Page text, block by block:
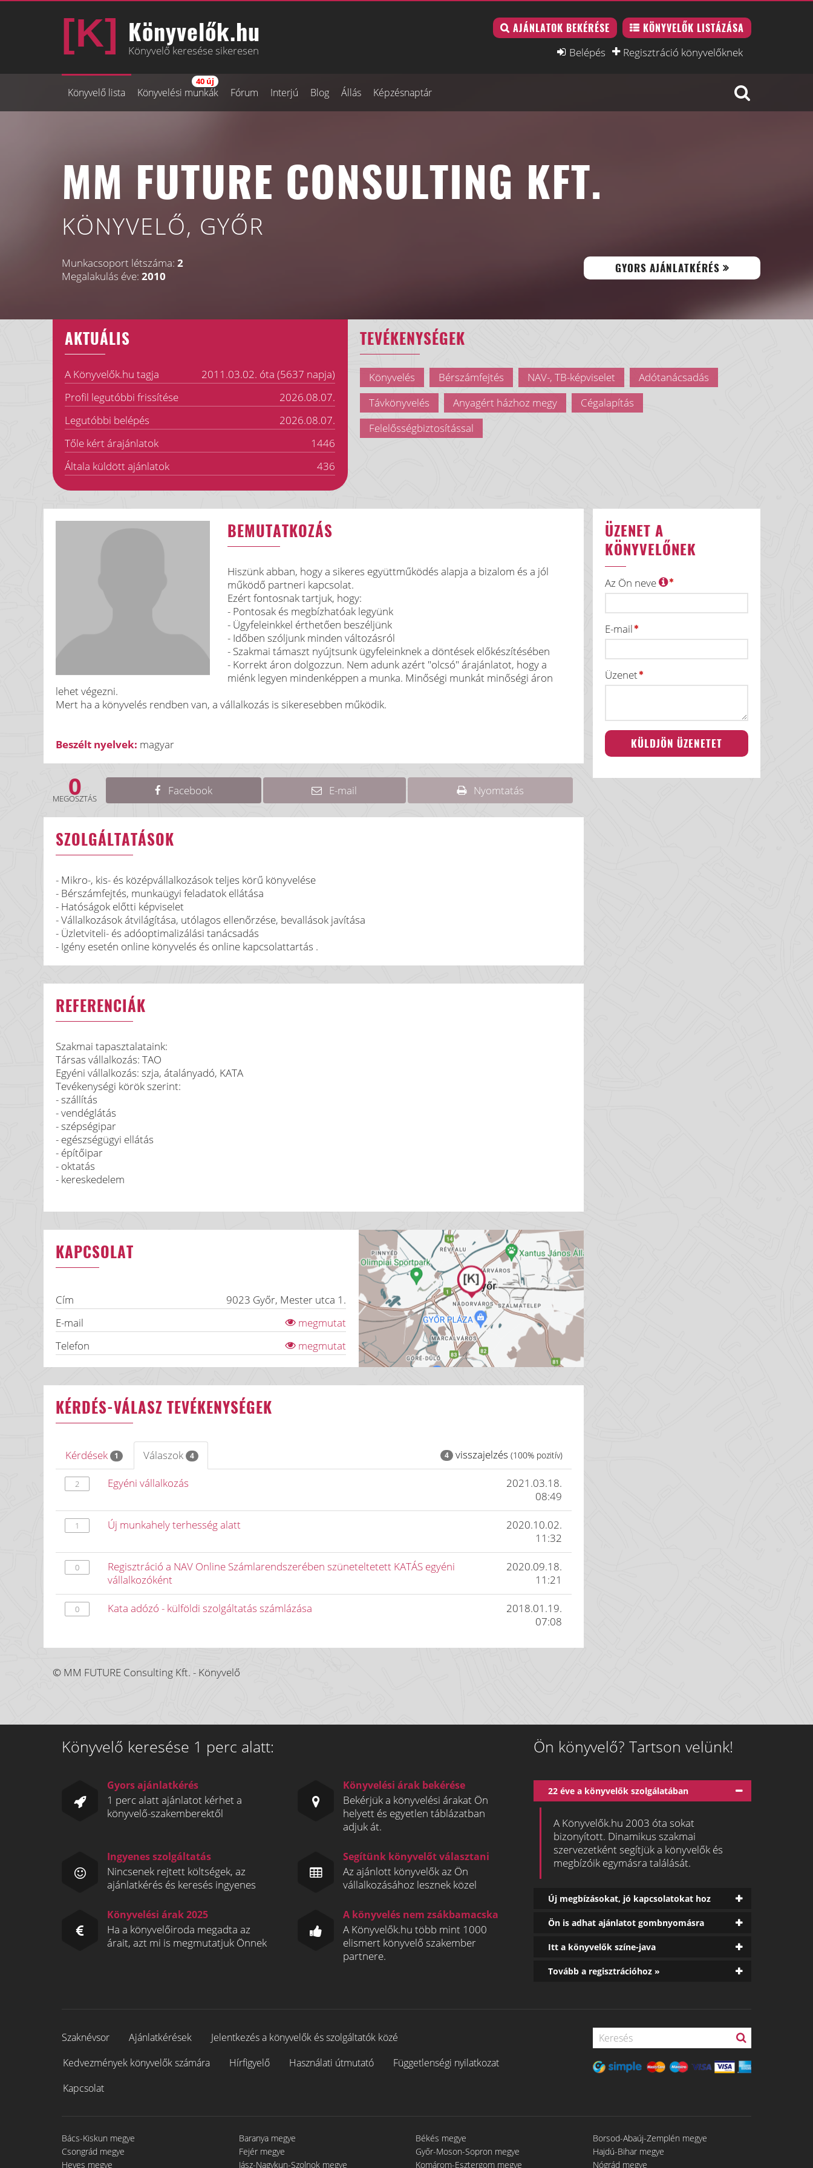
Könyvelők.hu
Könyvelő keresése sikeresen
AJÁNLATOK BEKÉRÉSE KÖNYVELŐK LISTÁZÁSA
Belépés Regisztráció könyvelőknek
Könyvelő lista Könyvelési munkák
40 új
Fórum Interjú Blog Állás Képzésnaptár
MM FUTURE CONSULTING KFT.
KÖNYVELŐ, GYŐR
Munkacsoport létszáma: 2
Megalakulás éve: 2010
GYORS AJÁNLATKÉRÉS
AKTUÁLIS
A Könyvelők.hu tagja
2011.03.02. óta (5637 napja)
Profil legutóbbi frissítése
2026.08.07.
Legutóbbi belépés
2026.08.07.
Tőle kért árajánlatok
1446
Általa küldött ajánlatok
436
TEVÉKENYSÉGEK
Könyvelés Bérszámfejtés NAV-, TB-képviselet
Adótanácsadás
Távkönyvelés
Anyagért házhoz megy
Cégalapítás
Felelősségbiztosítással
BEMUTATKOZÁS
Hiszünk abban, hogy a sikeres együttműködés alapja a bizalom és a jól
működő partneri kapcsolat.
Ezért fontosnak tartjuk, hogy:
- Pontosak és megbízhatóak legyünk
- Ügyfeleinkkel érthetően beszéljünk
- Időben szóljunk minden változásról
- Szakmai támaszt nyújtsunk ügyfeleinknek a döntések előkészítésében
- Korrekt áron dolgozzun. Nem adunk azért "olcsó" árajánlatot, hogy a
miénk legyen mindenképpen a munka. Minőségi munkát minőségi áron
lehet végezni.
Mert ha a könyvelés rendben van, a vállalkozás is sikeresebben működik.
Beszélt nyelvek: magyar
0
MEGOSZTÁS
Facebook E-mail Nyomtatás
SZOLGÁLTATÁSOK
- Mikro-, kis- és középvállalkozások teljes körű könyvelése
- Bérszámfejtés, munkaügyi feladatok ellátása
- Hatóságok előtti képviselet
- Vállalkozások átvilágítása, utólagos ellenőrzése, bevallások javítása
- Üzletviteli- és adóoptimalizálási tanácsadás
- Igény esetén online könyvelés és online kapcsolattartás .
REFERENCIÁK
Szakmai tapasztalataink:
Társas vállalkozás: TAO
Egyéni vállalkozás: szja, átalányadó, KATA
Tevékenységi körök szerint:
- szállítás
- vendéglátás
- szépségipar
- egészségügyi ellátás
- építőipar
- oktatás
- kereskedelem
KAPCSOLAT
Cím 9023 Győr, Mester utca 1.
E-mail
megmutat
Telefon
megmutat
KÉRDÉS-VÁLASZ TEVÉKENYSÉGEK
Kérdések 1 Válaszok 4 4 visszajelzés (100% pozitív)
2 Egyéni vállalkozás
2021.03.18.
08:49
1 Új munkahely terhesség alatt
2020.10.02.
11:32
0
Regisztráció a NAV Online Számlarendszerében szüneteltetett KATÁS egyéni
vállalkozóként
2020.09.18.
11:21
0 Kata adózó - külföldi szolgáltatás számlázása
2018.01.19.
07:08
© MM FUTURE Consulting Kft. - Könyvelő
ÜZENET A
KÖNYVELŐNEK
Az Ön neve
E-mail
Üzenet
Könyvelő keresése 1 perc alatt:
Gyors ajánlatkérés
1 perc alatt ajánlatot kérhet a
könyvelő-szakemberektől
Könyvelési árak bekérése
Bekérjük a könyvelési árakat Ön
helyett és egyetlen táblázatban
adjuk át.
Ingyenes szolgáltatás
Nincsenek rejtett költségek, az
ajánlatkérés és keresés ingyenes
Segítünk könyvelőt választani
Az ajánlott könyvelők az Ön
vállalkozásához lesznek közel
Könyvelési árak 2025
Ha a könyvelőiroda megadta az
árait, azt mi is megmutatjuk Önnek
A könyvelés nem zsákbamacska
A Könyvelők.hu több mint 1000
elismert könyvelő szakember
partnere.
Ön könyvelő? Tartson velünk!
22 éve a könyvelők szolgálatában
A Könyvelők.hu 2003 óta sokat
bizonyított. Dinamikus szakmai
szervezetként segítjük a könyvelők és
megbízóik egymásra találását.
Új megbízásokat, jó kapcsolatokat hoz
Ön is adhat ajánlatot gombnyomásra
Itt a könyvelők színe-java
Tovább a regisztrációhoz »
Szaknévsor Ajánlatkérések
Jelentkezés a könyvelők és szolgáltatók közé
Kedvezmények könyvelők számára
Hírfigyelő Használati útmutató
Függetlenségi nyilatkozat
Kapcsolat
Bács-Kiskun megye Baranya megye Békés megye
Borsod-Abaúj-Zemplén megye
Csongrád megye
Fejér megye Győr-Moson-Sopron megye
Hajdú-Bihar megye
Heves megye
Jász-Nagykun-Szolnok megye Komárom-Esztergom megye Nógrád megye